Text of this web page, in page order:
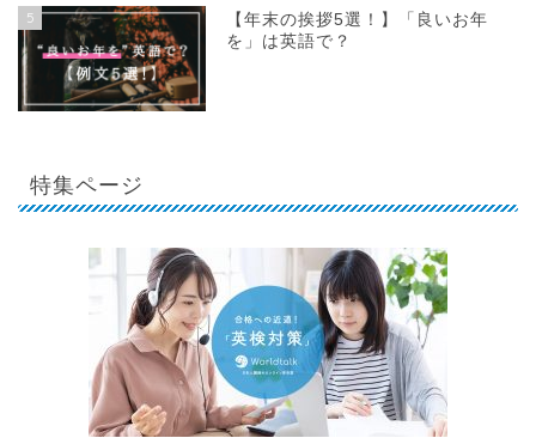
5
【年末の挨拶5選！】「良いお年
を」は英語で？
特集ページ